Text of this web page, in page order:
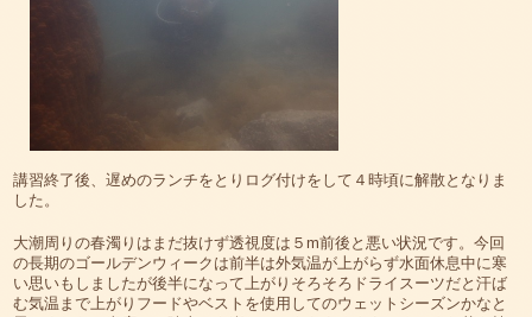
講習終了後、遅めのランチをとりログ付けをして４時頃に解散となりま
した。
大潮周りの春濁りはまだ抜けず透視度は５m前後と悪い状況です。今回
の長期のゴールデンウィークは前半は外気温が上がらず水面休息中に寒
い思いもしましたが後半になって上がりそろそろドライスーツだと汗ば
む気温まで上がりフードやベストを使用してのウェットシーズンかなと